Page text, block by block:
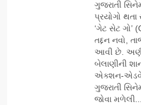
ગુજરાતી
પ્રયોગો
‘ગેટ સેટ ગો’
તદ્દન નવો,
આવી છે.
બેલાણીની
એક્શન-
ગુજરાતી
જોવા મળેલી...
ડો.
દ્વારા
નિમિત્તે
177